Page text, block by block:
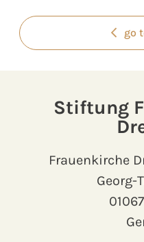
go
Stiftung
Frauenkirche
Georg-